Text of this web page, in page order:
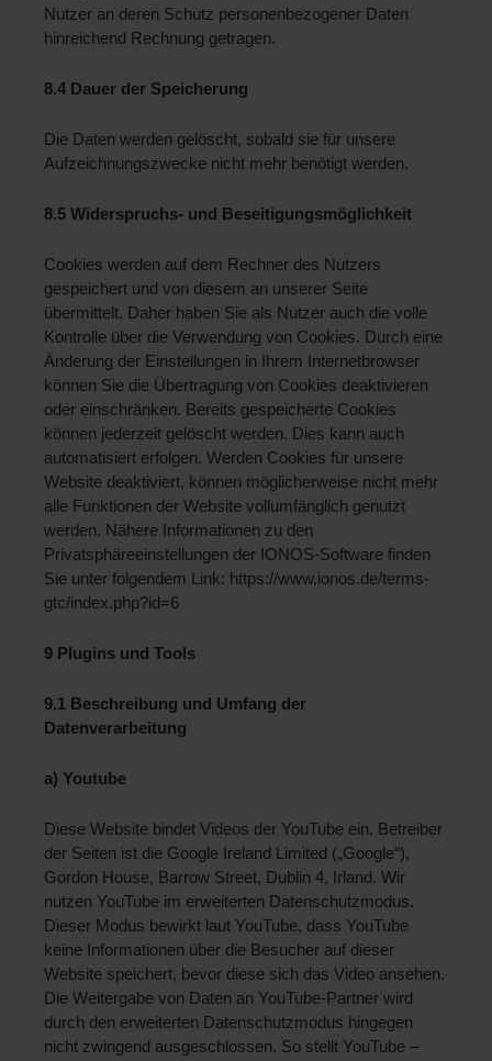
Nutzer an deren Schutz personenbezogener Daten
hinreichend Rechnung getragen.
8.4 Dauer der Speicherung
Die Daten werden gelöscht, sobald sie für unsere
Aufzeichnungszwecke nicht mehr benötigt werden.
8.5 Widerspruchs- und Beseitigungsmöglichkeit
Cookies werden auf dem Rechner des Nutzers
gespeichert und von diesem an unserer Seite
übermittelt. Daher haben Sie als Nutzer auch die volle
Kontrolle über die Verwendung von Cookies. Durch eine
Änderung der Einstellungen in Ihrem Internetbrowser
können Sie die Übertragung von Cookies deaktivieren
oder einschränken. Bereits gespeicherte Cookies
können jederzeit gelöscht werden. Dies kann auch
automatisiert erfolgen. Werden Cookies für unsere
Website deaktiviert, können möglicherweise nicht mehr
alle Funktionen der Website vollumfänglich genutzt
werden. Nähere Informationen zu den
Privatsphäreeinstellungen der IONOS-Software finden
Sie unter folgendem Link: https://www.ionos.de/terms-
gtc/index.php?id=6
9 Plugins und Tools
9.1 Beschreibung und Umfang der
Datenverarbeitung
a) Youtube
Diese Website bindet Videos der YouTube ein. Betreiber
der Seiten ist die Google Ireland Limited („Google“),
Gordon House, Barrow Street, Dublin 4, Irland. Wir
nutzen YouTube im erweiterten Datenschutzmodus.
Dieser Modus bewirkt laut YouTube, dass YouTube
keine Informationen über die Besucher auf dieser
Website speichert, bevor diese sich das Video ansehen.
Die Weitergabe von Daten an YouTube-Partner wird
durch den erweiterten Datenschutzmodus hingegen
nicht zwingend ausgeschlossen. So stellt YouTube –